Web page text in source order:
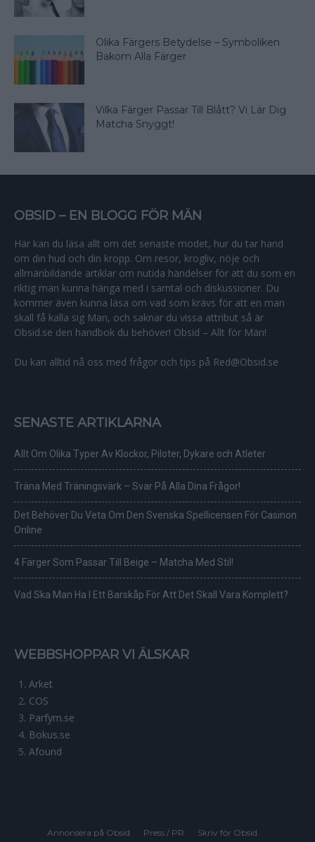
Olika Färgers Betydelse – Symboliken
Bakom Alla Färger
Vilka Färger Passar Till Blått? Vi Lär Dig
Matcha Snyggt!
OBSID – EN BLOGG FÖR MÄN
Här kan du läsa allt om det senaste modet, hur du tar hand
om din hud och din kropp. Om resor, krogliv, nöje och
allmänbildande artiklar om nutida händelser för att du som en
riktig man kunna hänga med i samtal och diskussioner. Du
kommer även kunna läsa om vad som krävs för att en man
skall få kalla sig Man, och saknar du vissa attribut så är
Obsid.se den handbok du behöver! Obsid – Allt för Män!
Du kan alltid nå oss med frågor och tips på Red@Obsid.se
SENASTE ARTIKLARNA
Allt Om Olika Typer Av Klockor, Piloter, Dykare och Atleter
Träna Med Träningsvärk – Svar På Alla Dina Frågor!
Det Behöver Du Veta Om Den Svenska Spellicensen För Casinon
Online
4 Färger Som Passar Till Beige – Matcha Med Stil!
Vad Ska Man Ha I Ett Barskåp För Att Det Skall Vara Komplett?
WEBBSHOPPAR VI ÄLSKAR
Arket
COS
Parfym.se
Bokus.se
Afound
Annonsera på Obsid Press / PR Skriv för Obsid